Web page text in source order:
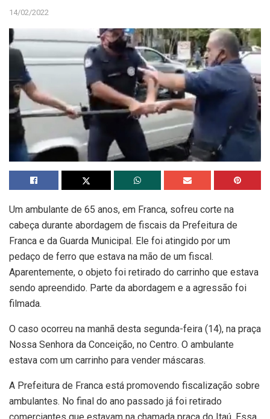
14/02/2022
Um ambulante de 65 anos, em Franca, sofreu corte na
cabeça durante abordagem de fiscais da Prefeitura de
Franca e da Guarda Municipal. Ele foi atingido por um
pedaço de ferro que estava na mão de um fiscal.
Aparentemente, o objeto foi retirado do carrinho que estava
sendo apreendido. Parte da abordagem e a agressão foi
filmada.
O caso ocorreu na manhã desta segunda-feira (14), na praça
Nossa Senhora da Conceição, no Centro. O ambulante
estava com um carrinho para vender máscaras.
A Prefeitura de Franca está promovendo fiscalização sobre
ambulantes. No final do ano passado já foi retirado